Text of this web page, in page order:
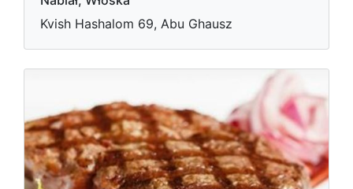
Kvish Hashalom 69, Abu Ghausz